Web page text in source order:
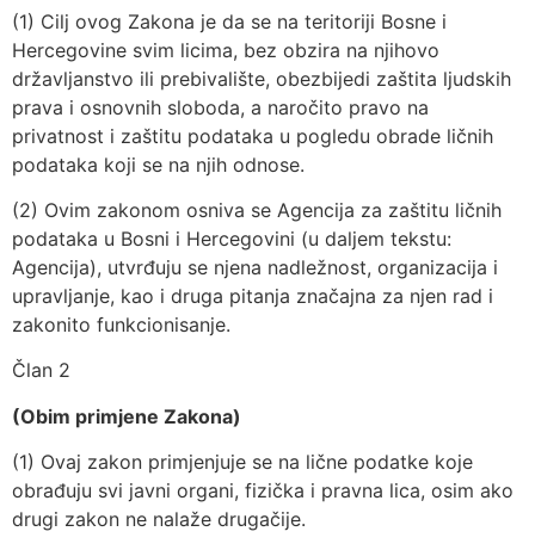
(1) Cilj ovog Zakona je da se na teritoriji Bosne i
Hercegovine svim licima, bez obzira na njihovo
državljanstvo ili prebivalište, obezbijedi zaštita ljudskih
prava i osnovnih sloboda, a naročito pravo na
privatnost i zaštitu podataka u pogledu obrade ličnih
podataka koji se na njih odnose.
(2) Ovim zakonom osniva se Agencija za zaštitu ličnih
podataka u Bosni i Hercegovini (u daljem tekstu:
Agencija), utvrđuju se njena nadležnost, organizacija i
upravljanje, kao i druga pitanja značajna za njen rad i
zakonito funkcionisanje.
Član 2
(Obim primjene Zakona)
(1) Ovaj zakon primjenjuje se na lične podatke koje
obrađuju svi javni organi, fizička i pravna lica, osim ako
drugi zakon ne nalaže drugačije.